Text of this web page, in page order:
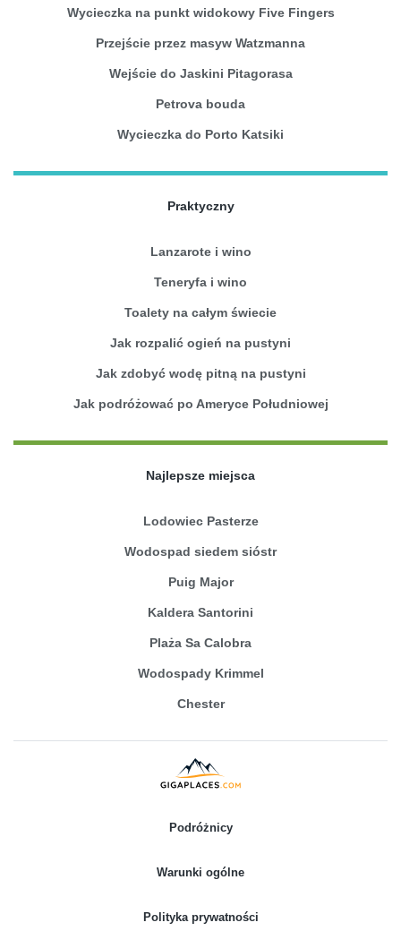
Wycieczka na punkt widokowy Five Fingers
Przejście przez masyw Watzmanna
Wejście do Jaskini Pitagorasa
Petrova bouda
Wycieczka do Porto Katsiki
Praktyczny
Lanzarote i wino
Teneryfa i wino
Toalety na całym świecie
Jak rozpalić ogień na pustyni
Jak zdobyć wodę pitną na pustyni
Jak podróżować po Ameryce Południowej
Najlepsze miejsca
Lodowiec Pasterze
Wodospad siedem sióstr
Puig Major
Kaldera Santorini
Plaża Sa Calobra
Wodospady Krimmel
Chester
Podróżnicy
Warunki ogólne
Polityka prywatności